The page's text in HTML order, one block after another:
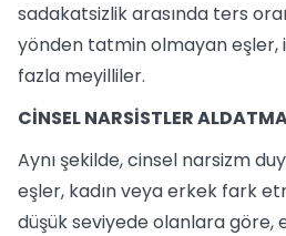
sadakatsizlik arasında ters
yönden tatmin olmayan
fazla meyilliler.
CİNSEL NARSİSTLER
Aynı şekilde, cinsel narsizm
eşler, kadın veya erkek fark
düşük seviyede olanlara göre,